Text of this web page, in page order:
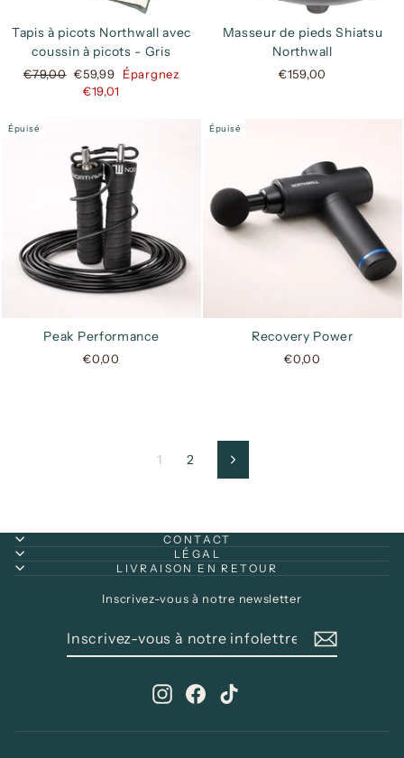
Tapis à picots Northwall avec
coussin à picots - Gris
Prix
€79,00 Prix
réduit
€59,99
Épargnez
€19,01
Masseur de pieds Shiatsu
Northwall
€159,00
Épuisé
Peak Performance
€0,00
Épuisé
Recovery Power
€0,00
1 2 Suivant
CONTACT
LÉGAL
LIVRAISON EN RETOUR
Inscrivez-vous à notre newsletter
InstagramFacebook
TikTok